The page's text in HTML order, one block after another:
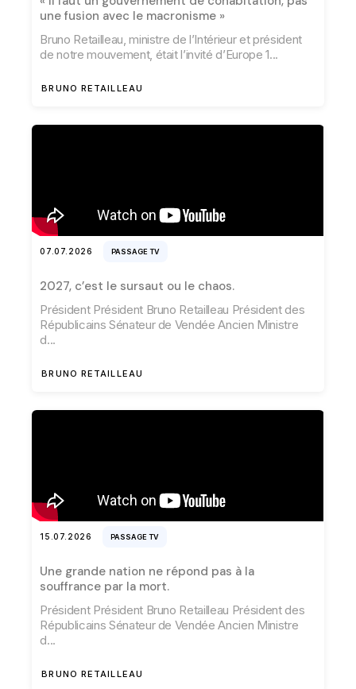
BRUNO RETAILLEAU
une fusion avec le macronisme »
Bruno Retailleau, ministre de l’Intérieur et président
de notre mouvement, était l’invité d’Europe 1
07.07.2026
BRUNO RETAILLEAU
PASSAGE TV
2027, c’est le sursaut ou le chaos.
Président Président Bruno Retailleau Président des
Républicains Sénateur de Vendée Ancien Ministre
d
15.07.2026
BRUNO RETAILLEAU
PASSAGE TV
Une grande nation ne répond pas à la
souffrance par la mort.
Président Président Bruno Retailleau Président des
Républicains Sénateur de Vendée Ancien Ministre
d